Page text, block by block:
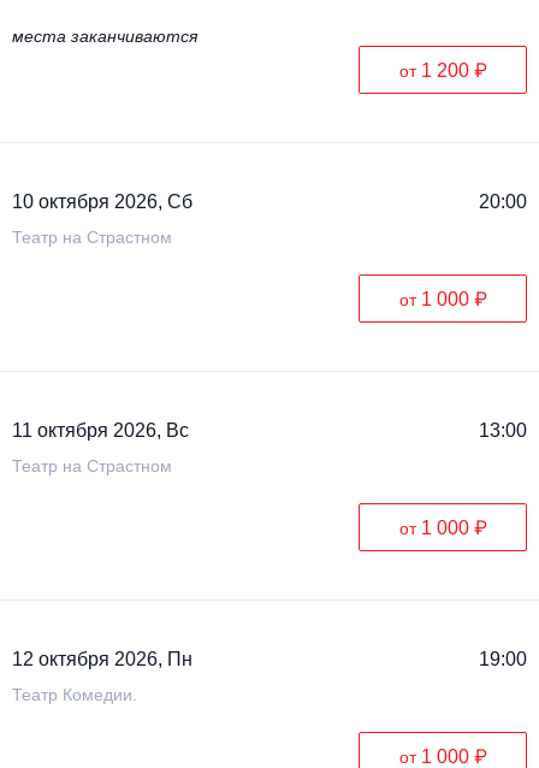
места заканчиваются
от 1 200 ₽
10 октября 2026, Сб 20:00
Театр на Страстном
от 1 000 ₽
11 октября 2026, Вс 13:00
Театр на Страстном
от 1 000 ₽
12 октября 2026, Пн 19:00
Театр Комедии.
от 1 000 ₽